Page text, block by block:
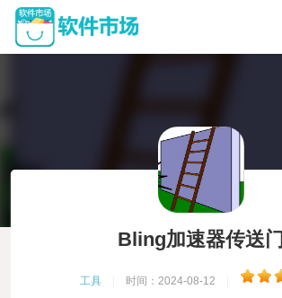
Bling加速器传送门
工具 时间：2024-08-12